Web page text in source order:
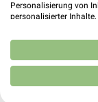
Gültig 2026
Personalisierung von
personalisierter
Kombinationen von
Verbesserung der
von Inhalten.
Daten können
USA gesendet werden.